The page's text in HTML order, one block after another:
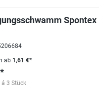
ab 1,61 €*
á 3 Stück